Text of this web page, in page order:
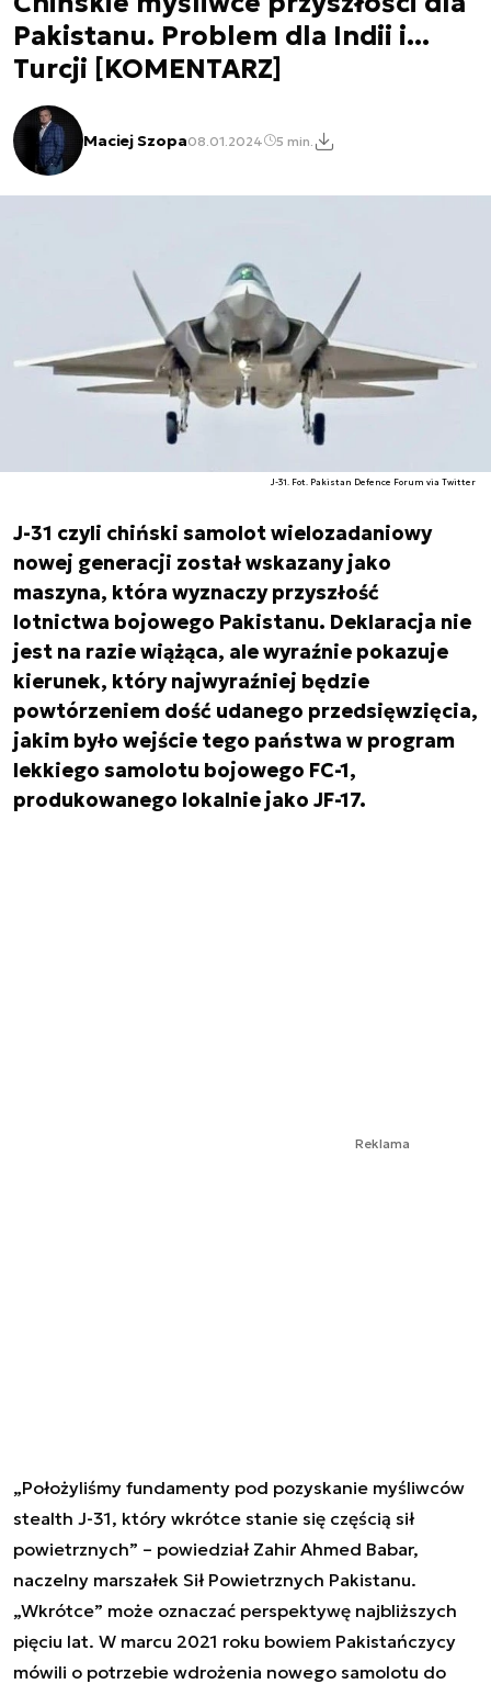
Pakistanu. Problem dla Indii i...
Turcji [KOMENTARZ]
Maciej Szopa08.01.2024 5 min.
J-31. Fot. Pakistan Defence Forum via Twitter
J-31 czyli chiński samolot wielozadaniowy
nowej generacji został wskazany jako
maszyna, która wyznaczy przyszłość
lotnictwa bojowego Pakistanu. Deklaracja nie
jest na razie wiążąca, ale wyraźnie pokazuje
kierunek, który najwyraźniej będzie
powtórzeniem dość udanego przedsięwzięcia,
jakim było wejście tego państwa w program
lekkiego samolotu bojowego FC-1,
produkowanego lokalnie jako JF-17.
Reklama
„Położyliśmy fundamenty pod pozyskanie myśliwców
stealth J-31, który wkrótce stanie się częścią sił
powietrznych” – powiedział Zahir Ahmed Babar,
naczelny marszałek Sił Powietrznych Pakistanu.
„Wkrótce” może oznaczać perspektywę najbliższych
pięciu lat. W marcu 2021 roku bowiem Pakistańczycy
mówili o potrzebie wdrożenia nowego samolotu do